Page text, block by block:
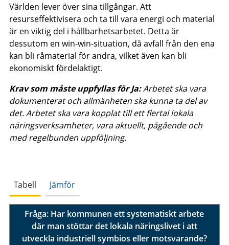
Världen lever över sina tillgångar. Att
resurseffektivisera och ta till vara energi och material
är en viktig del i hållbarhetsarbetet. Detta är
dessutom en win-win-situation, då avfall från den ena
kan bli råmaterial för andra, vilket även kan bli
ekonomiskt fördelaktigt.
Krav som måste uppfyllas för Ja:Arbetet ska vara
dokumenterat och allmänheten ska kunna ta del av
det. Arbetet ska vara kopplat till ett flertal lokala
näringsverksamheter, vara aktuellt, pågående och
med regelbunden uppföljning.
Tabell Jämför
Fråga: Har kommunen ett systematiskt arbete
där man stöttar det lokala näringslivet i att
utveckla industriell symbios eller motsvarande?